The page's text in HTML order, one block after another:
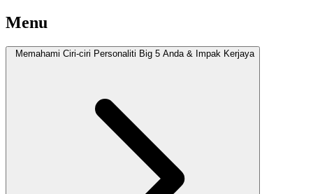
Menu
Memahami Ciri-ciri Personaliti Big 5 Anda & Impak Kerjaya